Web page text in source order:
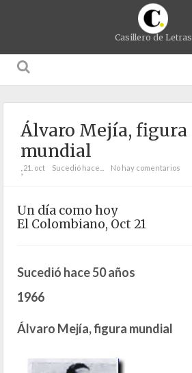
Casillero de Letras
Álvaro Mejía, figura
mundial
;21. oct Sucedió hace... No hay comentarios
Un día como hoy
El Colombiano, Oct 21
Sucedió hace 50 años
1966
Álvaro Mejía, figura mundial